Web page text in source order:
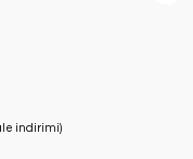
indirimi)